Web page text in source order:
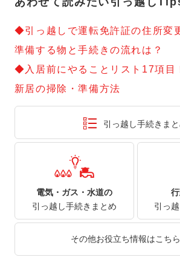
◆引っ越しで運転免許証の住所変
準備する物と手続きの流れは？
◆入居前にやることリスト17項目
新居の掃除・準備方法
引っ越し手続きま
電気・ガス・水道の
引っ越し手続きまとめ
引っ
その他お役立ち情報はこちら